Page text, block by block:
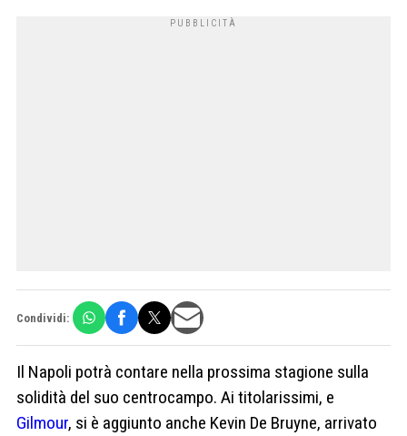
Condividi:
Il Napoli potrà contare nella prossima stagione sulla
solidità del suo centrocampo. Ai titolarissimi, e
Gilmour, si è aggiunto anche Kevin De Bruyne, arrivato